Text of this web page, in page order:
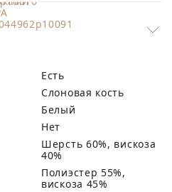
есть
Слоновая кость
белый
Нет
шерсть 60%, вискоза
40%
Полиэстер 55%,
вискоза 45%